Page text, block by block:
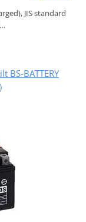
JIS standard
BS-BATTERY